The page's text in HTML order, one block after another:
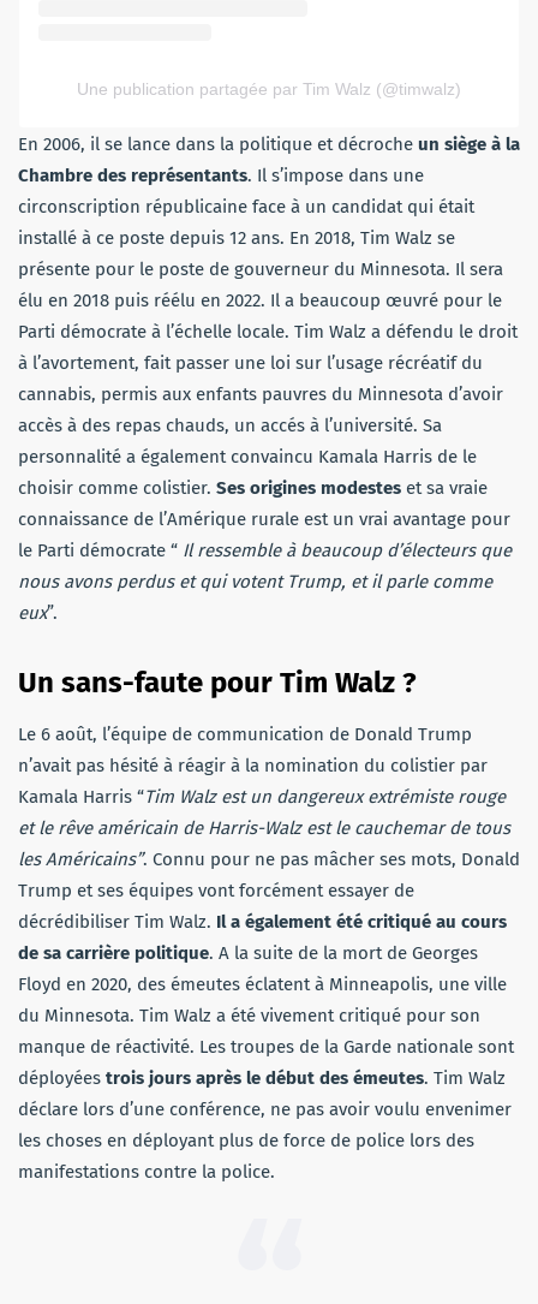
Une publication partagée par Tim Walz (@timwalz)
En 2006, il se lance dans la politique et décroche un siège à la
Chambre des représentants. Il s’impose dans une
circonscription républicaine face à un candidat qui était
installé à ce poste depuis 12 ans. En 2018, Tim Walz se
présente pour le poste de gouverneur du Minnesota. Il sera
élu en 2018 puis réélu en 2022. Il a beaucoup œuvré pour le
Parti démocrate à l’échelle locale. Tim Walz a défendu le droit
à l’avortement, fait passer une loi sur l’usage récréatif du
cannabis, permis aux enfants pauvres du Minnesota d’avoir
accès à des repas chauds, un accés à l’université. Sa
personnalité a également convaincu Kamala Harris de le
choisir comme colistier. Ses origines modestes et sa vraie
connaissance de l’Amérique rurale est un vrai avantage pour
le Parti démocrate “ Il ressemble à beaucoup d’électeurs que
nous avons perdus et qui votent Trump, et il parle comme
eux”.
Un sans-faute pour Tim Walz ?
Le 6 août, l’équipe de communication de Donald Trump
n’avait pas hésité à réagir à la nomination du colistier par
Kamala Harris “Tim Walz est un dangereux extrémiste rouge
et le rêve américain de Harris-Walz est le cauchemar de tous
les Américains”. Connu pour ne pas mâcher ses mots, Donald
Trump et ses équipes vont forcément essayer de
décrédibiliser Tim Walz. Il a également été critiqué au cours
de sa carrière politique. A la suite de la mort de Georges
Floyd en 2020, des émeutes éclatent à Minneapolis, une ville
du Minnesota. Tim Walz a été vivement critiqué pour son
manque de réactivité. Les troupes de la Garde nationale sont
déployées trois jours après le début des émeutes. Tim Walz
déclare lors d’une conférence, ne pas avoir voulu envenimer
les choses en déployant plus de force de police lors des
manifestations contre la police.